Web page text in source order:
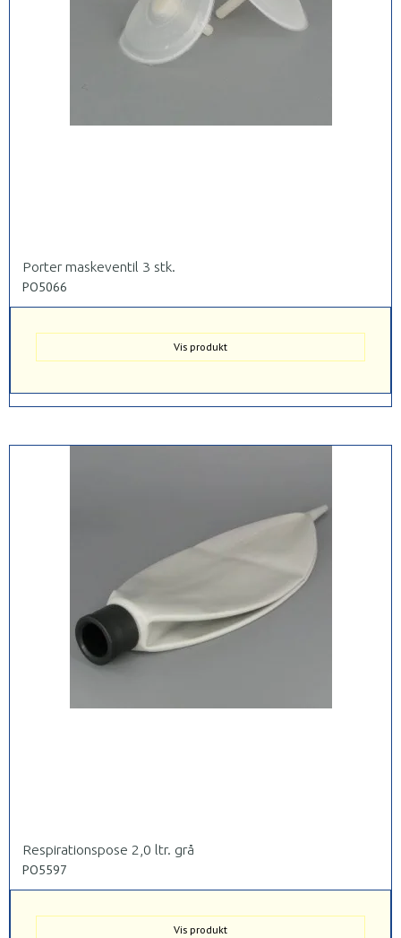
Porter maskeventil 3 stk.
PO5066
Vis produkt
Respirationspose 2,0 ltr. grå
PO5597
Vis produkt